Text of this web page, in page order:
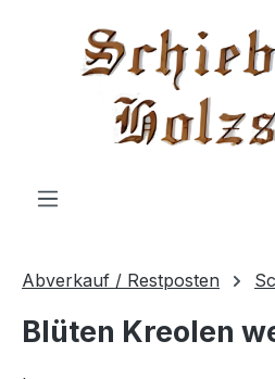
springen
Abverkauf / Restposten
Blüten Kreolen